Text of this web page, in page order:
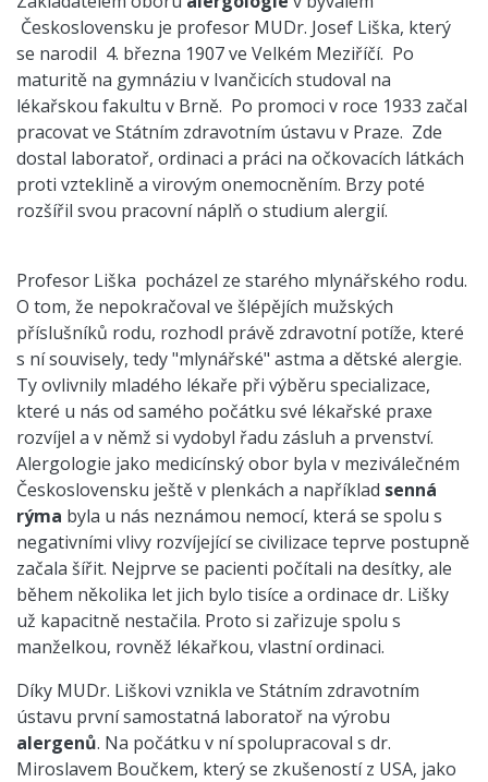
Československu je profesor MUDr. Josef Liška, který
se narodil 4. března 1907 ve Velkém Meziříčí. Po
maturitě na gymnáziu v Ivančicích studoval na
lékařskou fakultu v Brně. Po promoci v roce 1933 začal
pracovat ve Státním zdravotním ústavu v Praze. Zde
dostal laboratoř, ordinaci a práci na očkovacích látkách
proti vzteklině a virovým onemocněním. Brzy poté
rozšířil svou pracovní náplň o studium alergií.
Profesor Liška pocházel ze starého mlynářského rodu.
O tom, že nepokračoval ve šlépějích mužských
příslušníků rodu, rozhodl právě zdravotní potíže, které
s ní souvisely, tedy "mlynářské" astma a dětské alergie.
Ty ovlivnily mladého lékaře při výběru specializace,
které u nás od samého počátku své lékařské praxe
rozvíjel a v němž si vydobyl řadu zásluh a prvenství.
Alergologie jako medicínský obor byla v meziválečném
Československu ještě v plenkách a například senná
rýma byla u nás neznámou nemocí, která se spolu s
negativními vlivy rozvíjející se civilizace teprve postupně
začala šířit. Nejprve se pacienti počítali na desítky, ale
během několika let jich bylo tisíce a ordinace dr. Lišky
už kapacitně nestačila. Proto si zařizuje spolu s
manželkou, rovněž lékařkou, vlastní ordinaci.
Díky MUDr. Liškovi vznikla ve Státním zdravotním
ústavu první samostatná laboratoř na výrobu
alergenů. Na počátku v ní spolupracoval s dr.
Miroslavem Boučkem, který se zkušeností z USA, jako